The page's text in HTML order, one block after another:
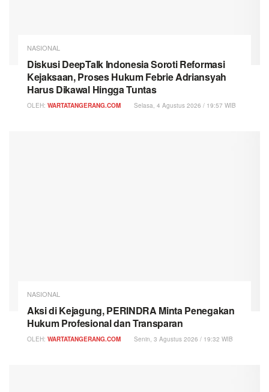
NASIONAL
Diskusi DeepTalk Indonesia Soroti Reformasi
Kejaksaan, Proses Hukum Febrie Adriansyah
Harus Dikawal Hingga Tuntas
OLEH: WARTATANGERANG.COM Selasa, 4 Agustus 2026 / 19:57 WIB
NASIONAL
Aksi di Kejagung, PERINDRA Minta Penegakan
Hukum Profesional dan Transparan
OLEH: WARTATANGERANG.COM Senin, 3 Agustus 2026 / 19:32 WIB